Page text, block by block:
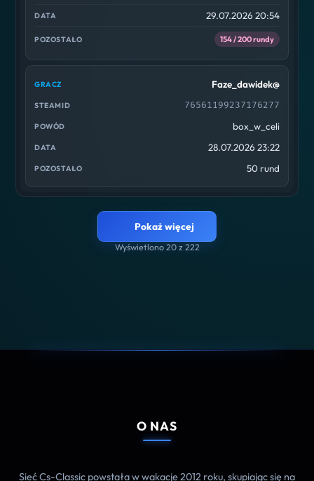
29.07.2026 20:54
154 / 200 rundy
Faze_dawidek@
76561199237176277
box_w_celi
28.07.2026 23:22
50 rund
Pokaż więcej
Wyświetlono 20 z 222
O NAS
Sieć Cs-Classic powstała w wakacje 2012 roku, skupiając się na